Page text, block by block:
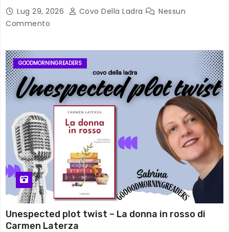
Lug 29, 2026 Covo Della Ladra
Nessun
Commento
GOODMORNINGREADERS
Unespected plot twist – La donna in rosso di
Carmen Laterza